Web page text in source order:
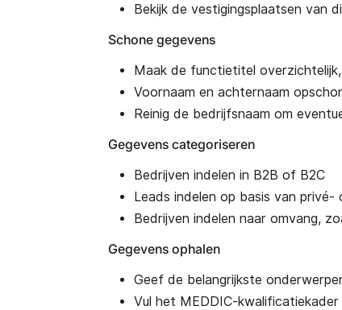
Bekijk de vestigingsplaatsen van
Schone gegevens
Maak de functietitel
Voornaam en achternaam
Reinig de bedrijfsnaam om
Gegevens categoriseren
Bedrijven indelen in B2B of B2C
Leads indelen op basis van privé-
Bedrijven indelen naar omvang,
Gegevens ophalen
Geef de belangrijkste
Vul het MEDDIC-